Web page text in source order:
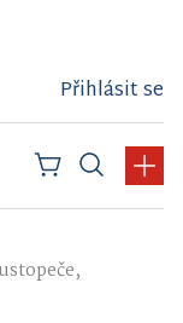
Přihlásit se